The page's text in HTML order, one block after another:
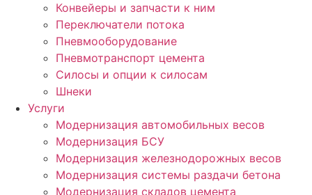
Конвейеры и запчасти к ним
Переключатели потока
Пневмооборудование
Пневмотранспорт цемента
Силосы и опции к силосам
Шнеки
Услуги
Модернизация автомобильных весов
Модернизация БСУ
Модернизация железнодорожных весов
Модернизация системы раздачи бетона
Модернизация складов цемента